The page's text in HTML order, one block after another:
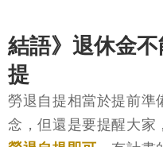
結語》退休金
提
勞退自提相當於提前準
念，但還是要提醒大家，